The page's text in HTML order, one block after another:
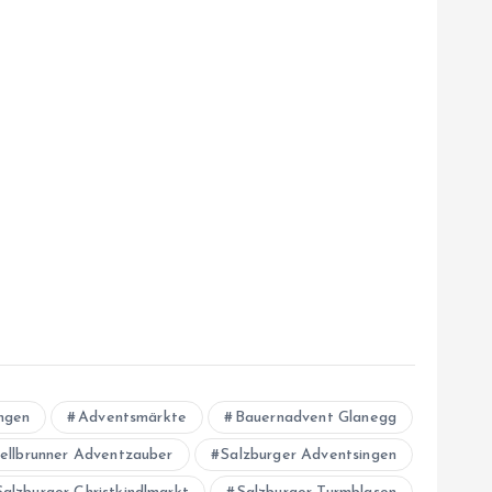
Adventsmärkte Bauernadvent Glanegg
Adventzauber Salzburger Adventsingen